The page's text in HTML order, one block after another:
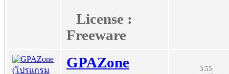
License :
Freeware
GPAZone
3.55